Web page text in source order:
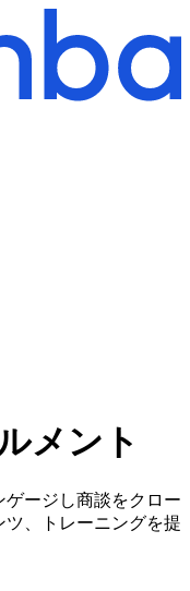
メント
ージし商談をクロー
、トレーニングを提